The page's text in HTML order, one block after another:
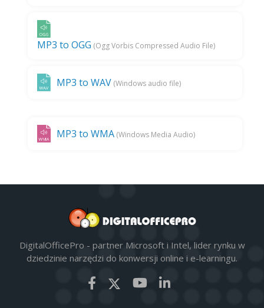
MP3 to OGG (Ogg Vorbis Compressed Audio File)
MP3 to WAV (Windows audio file)
MP3 to WMA (Windows Media Audio)
DigitalOfficePro - partner Microsoft i Intel, lider rynku w
dziedzinie narzędzi do konwersji online i e-learningu.